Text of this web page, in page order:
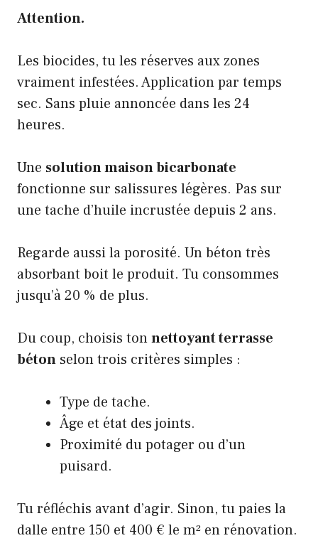
Attention.
Les biocides, tu les réserves aux zones
vraiment infestées. Application par temps
sec. Sans pluie annoncée dans les 24
heures.
Une solution maison bicarbonate
fonctionne sur salissures légères. Pas sur
une tache d’huile incrustée depuis 2 ans.
Regarde aussi la porosité. Un béton très
absorbant boit le produit. Tu consommes
jusqu’à 20 % de plus.
Du coup, choisis tonnettoyant terrasse
béton selon trois critères simples :
Type de tache.
Âge et état des joints.
Proximité du potager ou d’un
puisard.
Tu réfléchis avant d’agir. Sinon, tu paies la
dalle entre 150 et 400 € le m² en rénovation.